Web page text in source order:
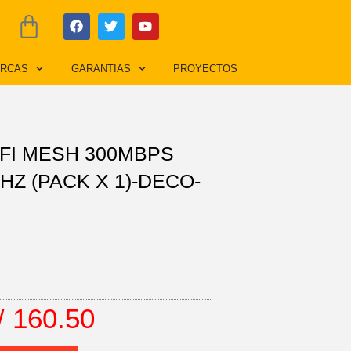
Cart F
a
c
b
o
T
w
i
t
e
Y
o
u
u
b
GARANTIAS PROYECTOS
MESH 300MBPS
(PACK X 1)-DECO-
160.50